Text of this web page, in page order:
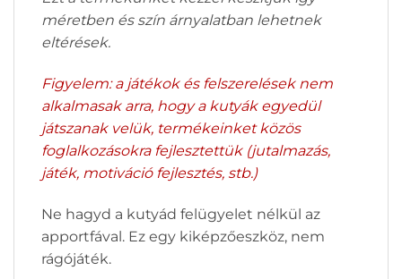
méretben és szín árnyalatban lehetnek
eltérések.
Figyelem: a játékok és felszerelések nem
alkalmasak arra, hogy a kutyák egyedül
játszanak velük, termékeinket közös
foglalkozásokra fejlesztettük (jutalmazás,
játék, motiváció fejlesztés, stb.)
Ne hagyd a kutyád felügyelet nélkül az
apportfával. Ez egy kiképzőeszköz, nem
rágójáték.